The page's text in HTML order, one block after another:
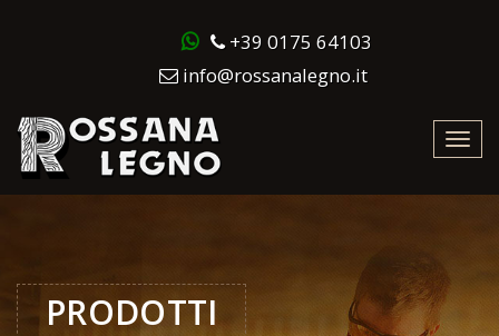
+39 0175 64103
info@rossanalegno.it
PRODOTTI